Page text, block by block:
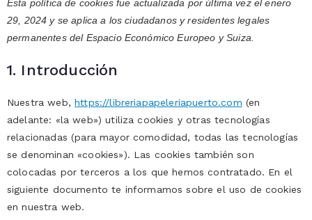
Esta política de cookies fue actualizada por última vez el enero
29, 2024 y se aplica a los ciudadanos y residentes legales
permanentes del Espacio Económico Europeo y Suiza.
1. Introducción
Nuestra web,https://libreriapapeleriapuerto.com (en
adelante: «la web») utiliza cookies y otras tecnologías
relacionadas (para mayor comodidad, todas las tecnologías
se denominan «cookies»). Las cookies también son
colocadas por terceros a los que hemos contratado. En el
siguiente documento te informamos sobre el uso de cookies
en nuestra web.